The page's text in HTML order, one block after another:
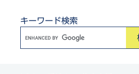
キーワード検索